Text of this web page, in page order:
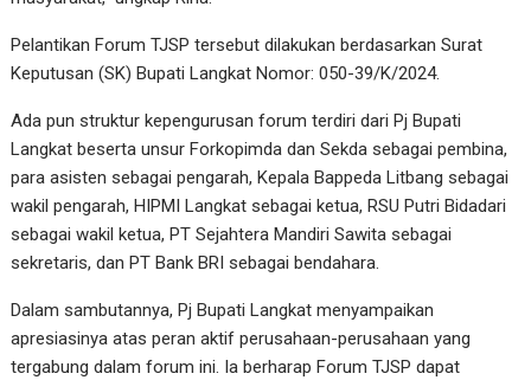
Pelantikan Forum TJSP tersebut dilakukan berdasarkan Surat
Keputusan (SK) Bupati Langkat Nomor: 050-39/K/2024.
Ada pun struktur kepengurusan forum terdiri dari Pj Bupati
Langkat beserta unsur Forkopimda dan Sekda sebagai pembina,
para asisten sebagai pengarah, Kepala Bappeda Litbang sebagai
wakil pengarah, HIPMI Langkat sebagai ketua, RSU Putri Bidadari
sebagai wakil ketua, PT Sejahtera Mandiri Sawita sebagai
sekretaris, dan PT Bank BRI sebagai bendahara.
Dalam sambutannya, Pj Bupati Langkat menyampaikan
apresiasinya atas peran aktif perusahaan-perusahaan yang
tergabung dalam forum ini. Ia berharap Forum TJSP dapat